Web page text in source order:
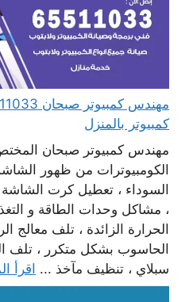
كمبيوتر بالمنزل
مهندس كمبيوتر صبحان
الكومبيوترات من ظهور
السوداء ، تعطيل كرت
، مشاكل وحدات الطاقة و
الحرارة الزائدة ، تلف معالج
الحاسوب بشكل متكرر ، تلف
سبلاي ، تنظيف مآخذ ... اقرأ